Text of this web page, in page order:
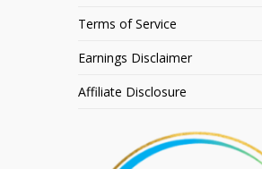
Terms of Service
Earnings Disclaimer
Affiliate Disclosure